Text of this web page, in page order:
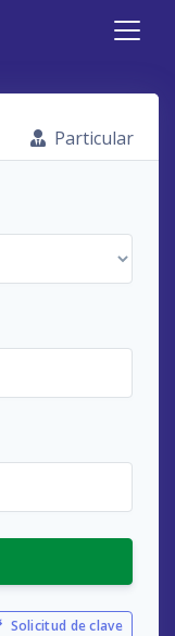
Particular
Solicitud de clave